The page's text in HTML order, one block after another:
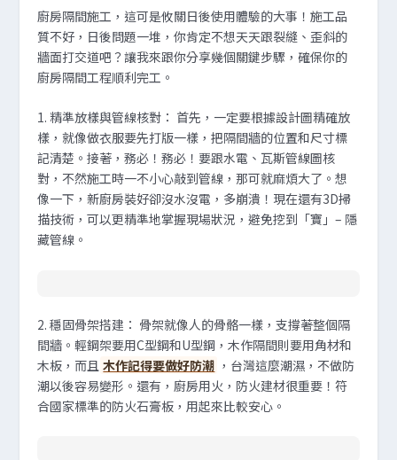
廚房隔間施工，這可是攸關日後使用體驗的大事！施工品
質不好，日後問題一堆，你肯定不想天天跟裂縫、歪斜的
牆面打交道吧？讓我來跟你分享幾個關鍵步驟，確保你的
廚房隔間工程順利完工。
1.精準放樣與管線核對 ： 首先，一定要根據設計圖精確放
樣，就像做衣服要先打版一樣，把隔間牆的位置和尺寸標
記清楚。接著，務必！務必！要跟水電、瓦斯管線圖核
對，不然施工時一不小心敲到管線，那可就麻煩大了。想
像一下，新廚房裝好卻沒水沒電，多崩潰！現在還有3D掃
描技術，可以更精準地掌握現場狀況，避免挖到「寶」– 隱
藏管線。
2.穩固骨架搭建 ： 骨架就像人的骨骼一樣，支撐著整個隔
間牆。輕鋼架要用C型鋼和U型鋼，木作隔間則要用角材和
木板，而且 木作記得要做好防潮 ，台灣這麼潮濕，不做防
潮以後容易變形。還有，廚房用火，防火建材很重要！符
合國家標準的防火石膏板，用起來比較安心。